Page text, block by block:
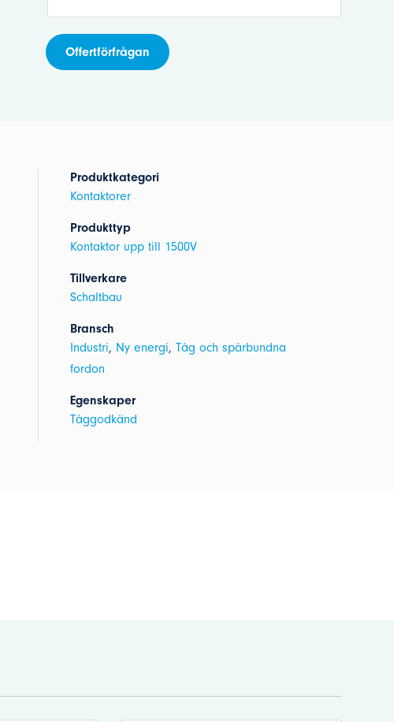
Offertförfrågan
Produktkategori
Kontaktorer
Produkttyp
Kontaktor upp till 1500V
Tillverkare
Schaltbau
Bransch
Industri, Ny energi,Tåg och spårbundna
fordon
Egenskaper
Tåggodkänd